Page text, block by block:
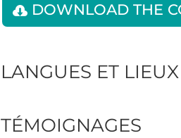
DOWNLOAD THE
LANGUES ET
TÉMOIGNAGES